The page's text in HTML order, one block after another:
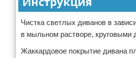
Чистка светлых диванов в
в мыльном растворе, круговыми
Жаккардовое покрытие дивана